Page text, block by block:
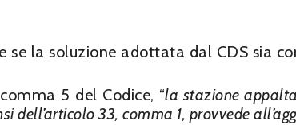
se la soluzione adottata dal CDS sia
5 del Codice, “la stazione
dell’articolo 33, comma 1, provvede